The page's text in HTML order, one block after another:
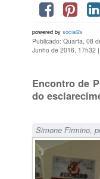
powered by social2s
Publicado: Quarta, 08
Junho de 2016, 17h32 |
Encontro de
do
Simone Firmino,